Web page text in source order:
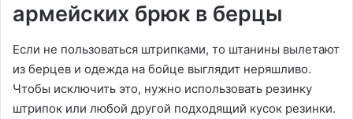
армейских брюк в берцы
Если не пользоваться штрипками, то штанины вылетают
из берцев и одежда на бойце выглядит неряшливо.
Чтобы исключить это, нужно использовать резинку
штрипок или любой другой подходящий кусок резинки.